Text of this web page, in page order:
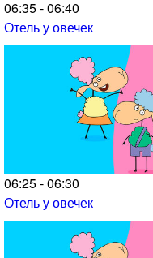
06:35 - 06:40
Отель у овечек
06:25 - 06:30
Отель у овечек